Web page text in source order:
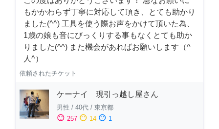
もかかわらず丁寧に対応して頂き、とても助かり
ました(^^) 工具を使う際お声をかけて頂いた為、
1歳の娘も音にびっくりする事もなくとても助か
りました(^^) また機会があればお願いします（^
人^）
依頼されたチケット
ケーナイ 現引っ越し屋さん
男性 / 40代 / 東京都
sentiment_satisfied 257 sentiment_neutral 14 sentiment_dissatisfied 1